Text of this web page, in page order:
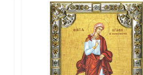
вариаций.
Опции
можно
выбрать
на
странице